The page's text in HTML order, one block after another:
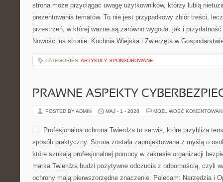
strona może przyciągać uwagę użytkowników, którzy lubią
prezentowania tematów. To nie jest przypadkowy zbiór treści,
przestrzeń, w której ważne są zarówno wygoda, jak i przydatność
Nowości na stronie: Kuchnia Wiejska i Zwierzęta w
CATEGORIES: ARTYKUŁY SPONSOROWANE
PRAWNE ASPEKTY
POSTED BY ADMIN MAJ - 1 - 2026 MOŻLIWOŚĆ
Profesjonalna ochrona Twierdza to serwis, które przybliża
sposób praktyczny. Strona została zaprojektowana z myślą o
które szukają profesjonalnej pomocy w zakresie organizacji
marka Twierdza budzi pozytywne odczucia z odpornością, czyli
ochrony mają pierwszorzędne znaczenie. Polecam: Narzędzia i